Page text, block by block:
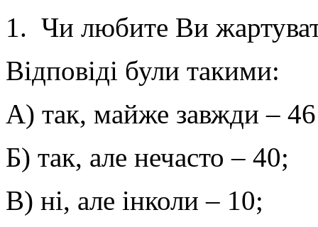
1. Чи любите Ви
Відповіді були такими:
А) так, майже завжди – 46
Б) так, але нечасто – 40;
В) ні, але інколи – 10;